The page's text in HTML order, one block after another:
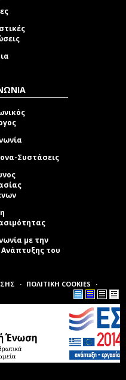
Συστάσεις
με την
του
ΠΟΛΙΤΙΚΗ COOKIES